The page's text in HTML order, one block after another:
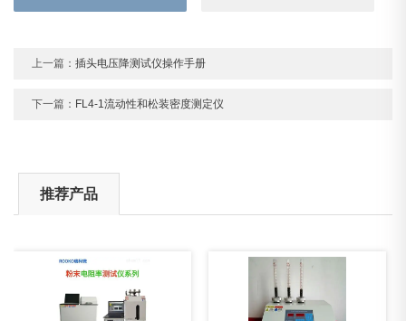
上一篇：插头电压降测试仪操作手册
下一篇： FL4-1流动性和松装密度测定仪
推荐产品